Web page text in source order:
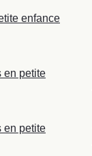
enfance
en petite
en petite